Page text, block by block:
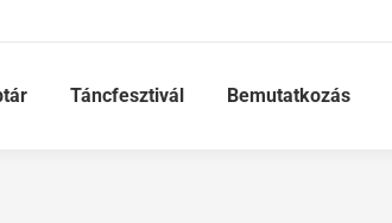
Táncfesztivál Bemutatkozás